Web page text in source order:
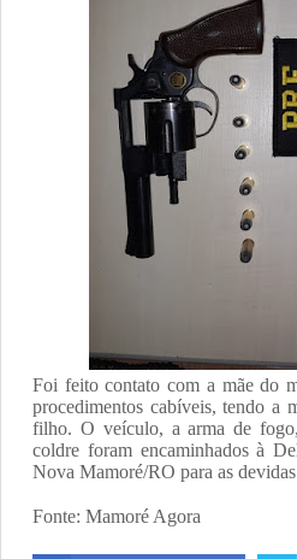
Foi feito contato com a mãe do
procedimentos cabíveis, tendo a
filho. O veículo, a arma de
coldre foram encaminhados à
Nova Mamoré/RO para as
Fonte: Mamoré Agora